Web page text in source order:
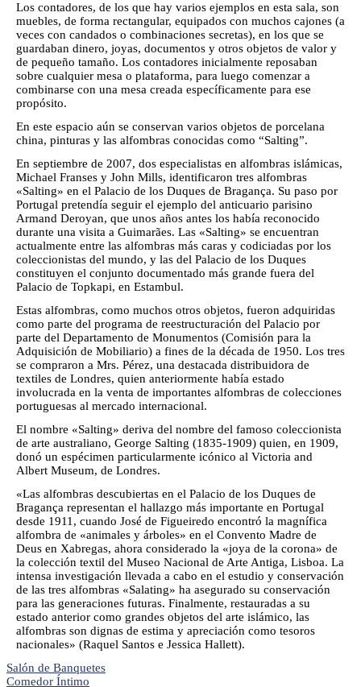
Los contadores, de los que hay varios ejemplos en esta sala, son
muebles, de forma rectangular, equipados con muchos cajones (a
veces con candados o combinaciones secretas), en los que se
guardaban dinero, joyas, documentos y otros objetos de valor y
de pequeño tamaño. Los contadores inicialmente reposaban
sobre cualquier mesa o plataforma, para luego comenzar a
combinarse con una mesa creada específicamente para ese
propósito.
En este espacio aún se conservan varios objetos de porcelana
china, pinturas y las alfombras conocidas como “Salting”.
En septiembre de 2007, dos especialistas en alfombras islámicas,
Michael Franses y John Mills, identificaron tres alfombras
«Salting» en el Palacio de los Duques de Bragança. Su paso por
Portugal pretendía seguir el ejemplo del anticuario parisino
Armand Deroyan, que unos años antes los había reconocido
durante una visita a Guimarães. Las «Salting» se encuentran
actualmente entre las alfombras más caras y codiciadas por los
coleccionistas del mundo, y las del Palacio de los Duques
constituyen el conjunto documentado más grande fuera del
Palacio de Topkapi, en Estambul.
Estas alfombras, como muchos otros objetos, fueron adquiridas
como parte del programa de reestructuración del Palacio por
parte del Departamento de Monumentos (Comisión para la
Adquisición de Mobiliario) a fines de la década de 1950. Los tres
se compraron a Mrs. Pérez, una destacada distribuidora de
textiles de Londres, quien anteriormente había estado
involucrada en la venta de importantes alfombras de colecciones
portuguesas al mercado internacional.
El nombre «Salting» deriva del nombre del famoso coleccionista
de arte australiano, George Salting (1835-1909) quien, en 1909,
donó un espécimen particularmente icónico al Victoria and
Albert Museum, de Londres.
«Las alfombras descubiertas en el Palacio de los Duques de
Bragança representan el hallazgo más importante en Portugal
desde 1911, cuando José de Figueiredo encontró la magnífica
alfombra de «animales y árboles» en el Convento Madre de
Deus en Xabregas, ahora considerado la «joya de la corona» de
la colección textil del Museo Nacional de Arte Antiga, Lisboa. La
intensa investigación llevada a cabo en el estudio y conservación
de las tres alfombras «Salating» ha asegurado su conservación
para las generaciones futuras. Finalmente, restauradas a su
estado anterior como grandes objetos del arte islámico, las
alfombras son dignas de estima y apreciación como tesoros
nacionales» (Raquel Santos e Jessica Hallett).
Salón de Banquetes
Comedor Íntimo